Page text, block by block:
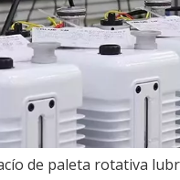
de paleta rotativa